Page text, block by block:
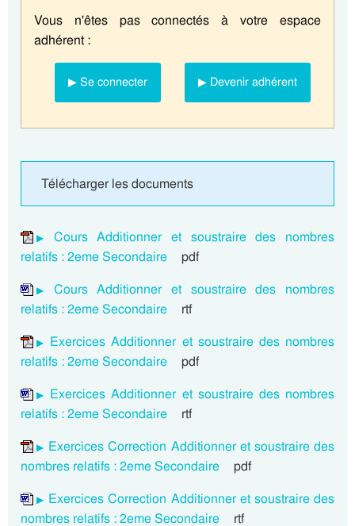
Vous n'êtes pas connectés à votre espace
adhérent :
▶ Se connecter ▶ Devenir adhérent
Télécharger les documents
Cours Additionner et soustraire des nombres
relatifs : 2eme Secondaire
pdf
Cours Additionner et soustraire des nombres
relatifs : 2eme Secondaire
rtf
Exercices Additionner et soustraire des nombres
relatifs : 2eme Secondaire
pdf
Exercices Additionner et soustraire des nombres
relatifs : 2eme Secondaire
rtf
Exercices Correction Additionner et soustraire des
nombres relatifs : 2eme Secondaire
pdf
Exercices Correction Additionner et soustraire des
nombres relatifs : 2eme Secondaire
rtf